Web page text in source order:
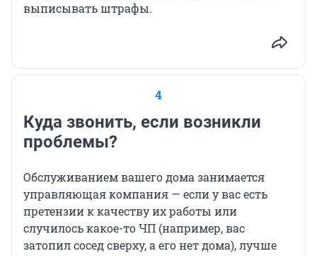
выписывать штрафы.
4
Куда звонить, если возникли
проблемы?
Обслуживанием вашего дома занимается
управляющая компания — если у вас есть
претензии к качеству их работы или
случилось какое-то ЧП (например, вас
затопил сосед сверху, а его нет дома), лучше